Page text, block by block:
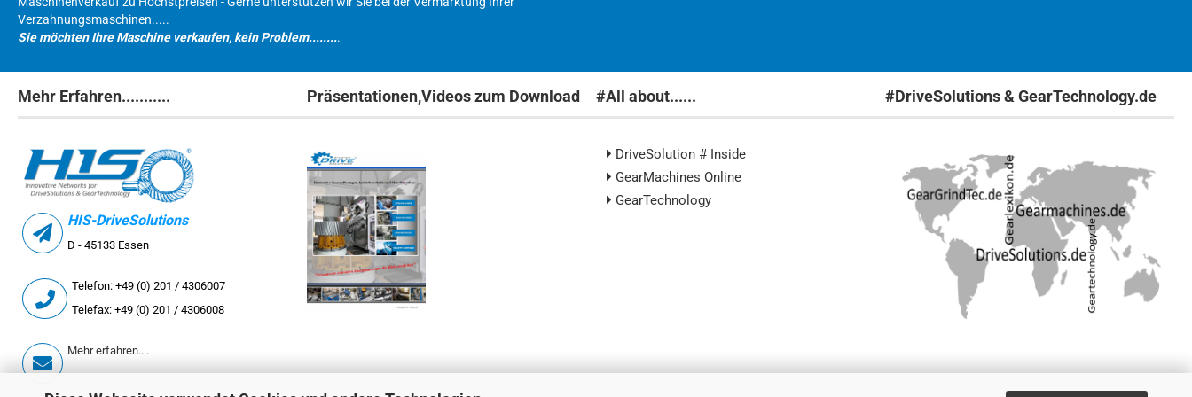
Verzahnungsmaschinen.....
Sie möchten Ihre Maschine verkaufen, kein Problem.........
Mehr Erfahren...........
HIS-DriveSolutions
D - 45133 Essen
Telefon: +49 (0) 201 / 4306007
Telefax: +49 (0) 201 / 4306008
Mehr erfahren....
Präsentationen,Videos zum Download #All about......
DriveSolution # Inside
GearMachines Online
GearTechnology
#DriveSolutions & GearTechnology.de